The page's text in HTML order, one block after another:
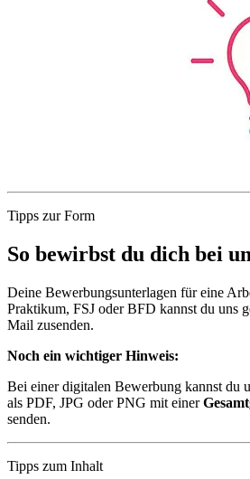
Tipps zur Form
So bewirbst du dich bei
Deine Bewerbungsunterlagen für eine
Praktikum, FSJ oder BFD kannst du uns
Mail zusenden.
Noch ein wichtiger Hinweis:
Bei einer digitalen Bewerbung kannst du
als PDF, JPG oder PNG mit einer
senden.
Tipps zum Inhalt